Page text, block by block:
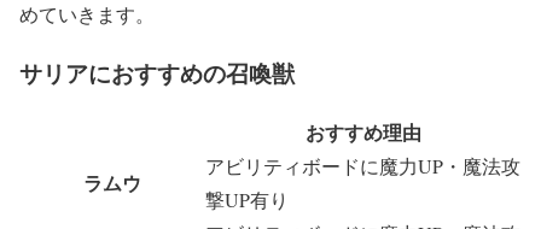
めていきます。
サリアにおすすめの召喚獣
おすすめ理由
ラムウ
アビリティボードに魔力UP・魔法攻
撃UP有り